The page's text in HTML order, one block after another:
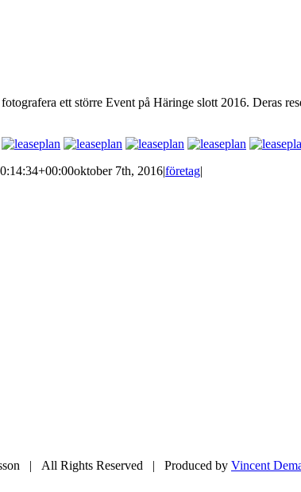
ett större Event på Häringe slott 2016. Deras
oktober 7th, 2016|företag|
| All Rights Reserved | Produced by Vincent